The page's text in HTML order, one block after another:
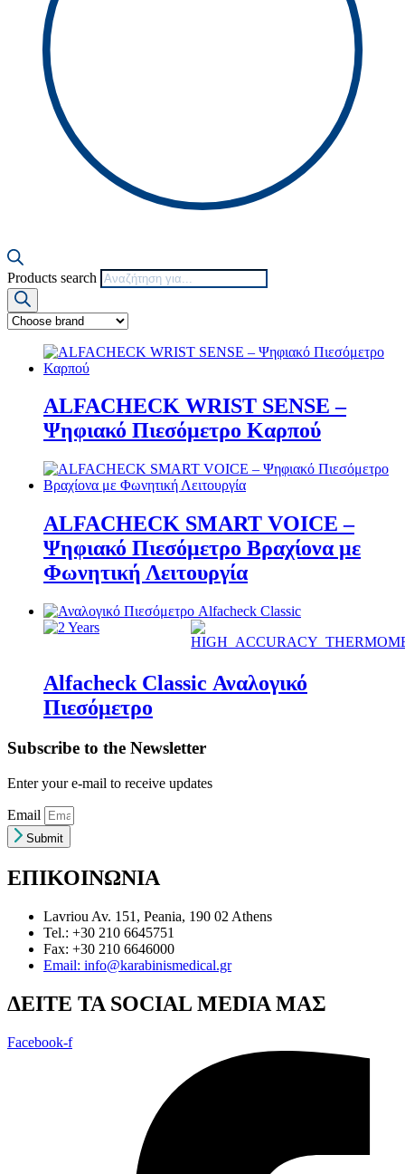
Products search
ALFACHECK WRIST SENSE –
Ψηφιακό Πιεσόμετρο Καρπού
ALFACHECK SMART VOICE –
Ψηφιακό Πιεσόμετρο Βραχίονα με
Φωνητική Λειτουργία
Alfacheck Classic Αναλογικό
Πιεσόμετρο
Subscribe to the Newsletter
Enter your e-mail to receive updates
Email
Submit
ΕΠΙΚΟΙΝΩΝΙΑ
Lavriou Av. 151, Peania, 190 02 Athens
Tel.: +30 210 6645751
Fax: +30 210 6646000
Email: info@karabinismedical.gr
ΔEITE TA SOCIAL MEDIA ΜΑΣ
Facebook-f